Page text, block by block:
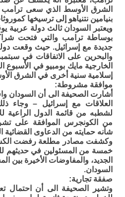
الشرق الأوسط الذي سعى ترامب
بنيامين نتنياهو إلى ترسيخها
ويعتبر السودان ثالث دولة عربية
بوساطة ترامب والتي فتحت
جديدة مع إسرائيل. حيث وقعت دولة
والبحرين على الاتفاقات في
الخارجية مايك بومبيو في
إسلامية سنية أخرى في الشرق
موافقة مشروطة:
أشارت الصحيفة الى أن
العلاقات مع إسرائيل –
لشطبه من قائمة الدول الراعية
من الكونجرس الموافقة على
شأنه حمايته من الدعاوى القضائية
وكشفت مصادر مطلعة رفضت
خمسة من المسئولين في حديثهم
الجديد، والمفاوضات الأخيرة بين
السودان.
صفقة تجارية:
وتشير الصحيفة الى أن احتمال